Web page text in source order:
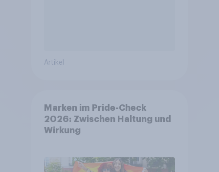
Artikel
Marken im Pride-Check
2026: Zwischen Haltung und
Wirkung